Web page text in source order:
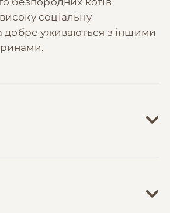
соціальну
добре уживаються з іншими
зусиль, але
уваги до базових